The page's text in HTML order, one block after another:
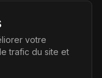
vous aidant à
votre
trafic du site et